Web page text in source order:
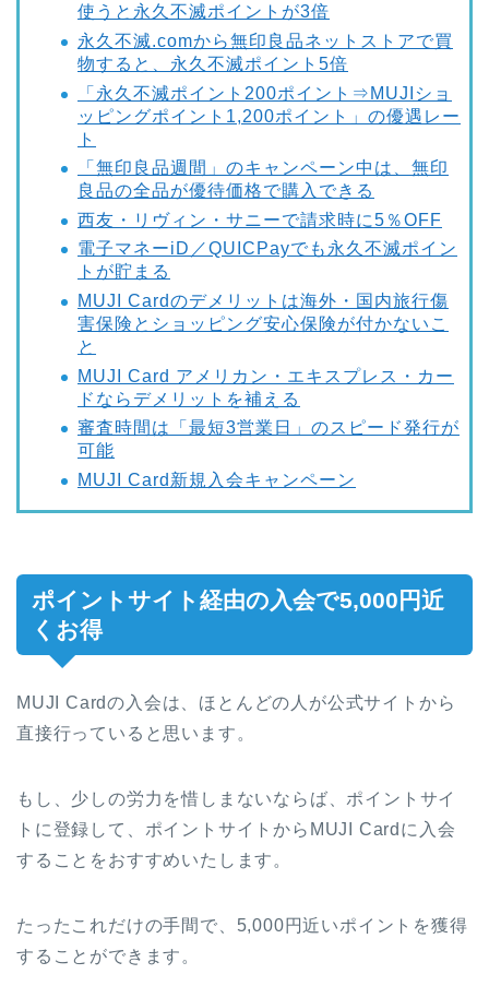
使うと永久不滅ポイントが3倍
永久不滅.comから無印良品ネットストアで買
物すると、永久不滅ポイント5倍
「永久不滅ポイント200ポイント⇒MUJIショ
ッピングポイント1,200ポイント」の優遇レー
ト
「無印良品週間」のキャンペーン中は、無印
良品の全品が優待価格で購入できる
西友・リヴィン・サニーで請求時に5％OFF
電子マネーiD／QUICPayでも永久不滅ポイン
トが貯まる
MUJI Cardのデメリットは海外・国内旅行傷
害保険とショッピング安心保険が付かないこ
と
MUJI Card アメリカン・エキスプレス・カー
ドならデメリットを補える
審査時間は「最短3営業日」のスピード発行が
可能
MUJI Card新規入会キャンペーン
ポイントサイト経由の入会で5,000円近
くお得
MUJI Cardの入会は、ほとんどの人が公式サイトから
直接行っていると思います。
もし、少しの労力を惜しまないならば、ポイントサイ
トに登録して、ポイントサイトからMUJI Cardに入会
することをおすすめいたします。
たったこれだけの手間で、5,000円近いポイントを獲得
することができます。